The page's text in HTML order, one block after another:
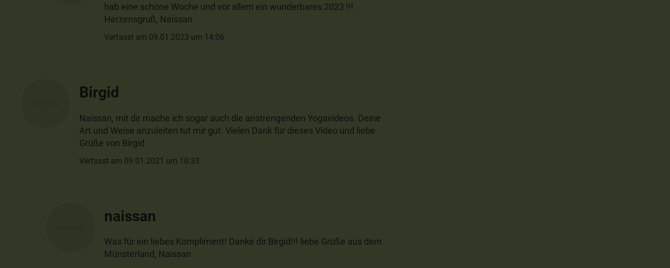
hab eine schöne Woche und vor allem ein wunderbares 2023 !!!
Herzensgruß, Naissan
Verfasst am 09.01.2023 um 14:06
Birgid
Naissan, mit dir mache ich sogar auch die anstrengenden Yogavideos. Deine
Art und Weise anzuleiten tut mir gut. Vielen Dank für dieses Video und liebe
Grüße von Birgid
Verfasst am 09.01.2021 um 10:33
naissan
Was für ein liebes Kompliment! Danke dir Birgid!!! liebe Grüße aus dem
Münsterland, Naissan